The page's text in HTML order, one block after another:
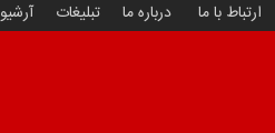
ارتباط با ما درباره ما تبلیغات آرشیو